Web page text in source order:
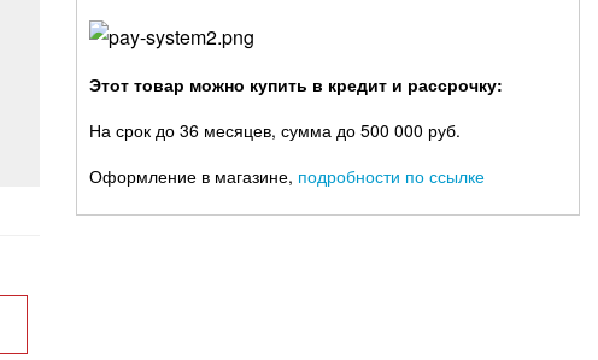
Этот товар можно купить в кредит и рассрочку:
На срок до 36 месяцев, сумма до 500 000 руб.
Оформление в магазине, подробности по ссылке